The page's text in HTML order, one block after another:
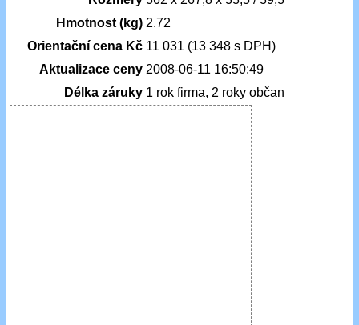
Hmotnost (kg) 2.72
Orientační cena Kč 11 031 (13 348 s DPH)
Aktualizace ceny 2008-06-11 16:50:49
Délka záruky 1 rok firma, 2 roky občan